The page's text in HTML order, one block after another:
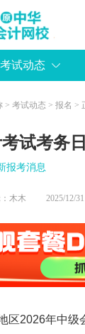
考试动态
> 考试动态 > 报名 >
试考务
报考消息
木木 2025/12/
区2026年中级